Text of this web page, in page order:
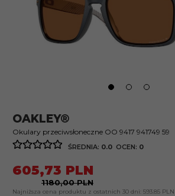
OAKLEY®
Okulary przeciwsłoneczne OO 9417 941749 59
ŚREDNIA: 0.0 OCEN: 0
605,73 PLN
1180,00 PLN
Najniższa cena produktu z ostatnich 30 dni: 593.85 PLN